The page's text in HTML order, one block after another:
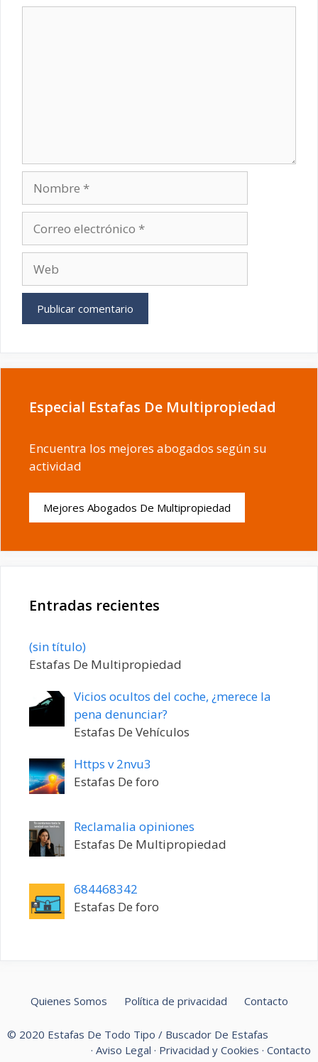
electrónico
Especial Estafas De Multipropiedad
Encuentra los mejores abogados según su
actividad
Mejores Abogados De Multipropiedad
Entradas recientes
(sin título)Entrada
20198
Estafas De Multipropiedad
Vicios ocultos del coche, ¿merece la
pena denunciar?
Estafas De Vehículos
Https v 2nvu3
Estafas De foro
Reclamalia opiniones
Estafas De Multipropiedad
684468342
Estafas De foro
Quienes Somos Política de privacidad Contacto
© 2020 Estafas De Todo Tipo / Buscador De Estafas
· Aviso Legal · Privacidad y Cookies · Contacto